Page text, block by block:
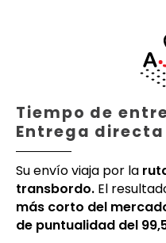
Tiempo de
Entrega directa
Su envío viaja por la
transbordo. El
más corto del
de puntualidad del